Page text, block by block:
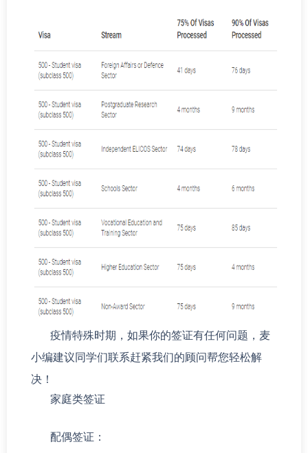
疫情特殊时期，如果你的签证有任何问题，麦
小编建议同学们联系赶紧我们的顾问帮您轻松解
决！
家庭类签证
配偶签证：